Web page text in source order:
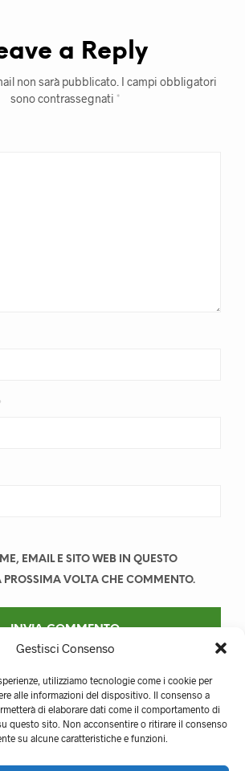
Gestisci Consenso
utilizziamo tecnologie come i cookie per
alle informazioni del dispositivo. Il consenso a
di elaborare dati come il comportamento di
questo sito. Non acconsentire o ritirare il consenso
su alcune caratteristiche e funzioni.
a Reply
non sarà pubblicato. I campi obbligatori
sono contrassegnati *
EMAIL E SITO WEB IN QUESTO
PROSSIMA VOLTA CHE COMMENTO.